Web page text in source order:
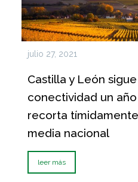
julio 27, 2021
Castilla y León
conectividad un
recorta
media nacional
leer más